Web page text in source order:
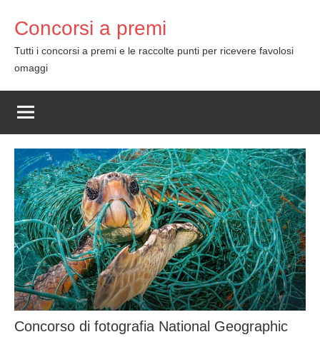
content
Concorsi a premi
Tutti i concorsi a premi e le raccolte punti per ricevere favolosi
omaggi
Concorso di fotografia National Geographic